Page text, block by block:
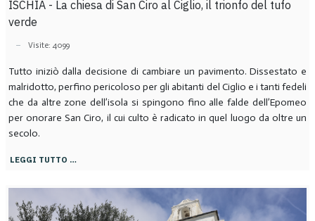
ISCHIA - La chiesa di San Ciro al Ciglio, il trionfo del tufo
verde
Visite: 4099
Tutto iniziò dalla decisione di cambiare un pavimento. Dissestato e
malridotto, perfino pericoloso per gli abitanti del Ciglio e i tanti fedeli
che da altre zone dell’isola si spingono fino alle falde dell’Epomeo
per onorare San Ciro, il cui culto è radicato in quel luogo da oltre un
secolo.
LEGGI TUTTO …